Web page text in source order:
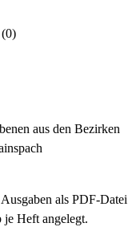
(0)
aus den Bezirken
als PDF-Datei
Heft angelegt.